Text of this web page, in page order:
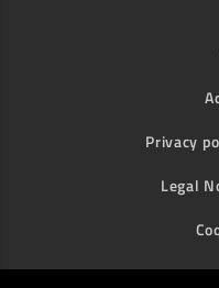
Privacy
Legal